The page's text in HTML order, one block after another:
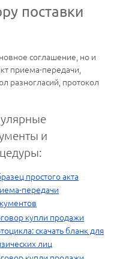
поставки
соглашение, но и
приема-передачи,
разногласий, протокол
и
простого акта
передачи
купли продажи
скачать бланк для
лиц